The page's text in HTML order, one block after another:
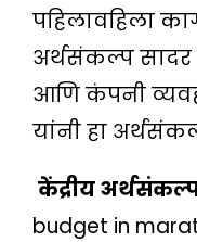
पहिलावहिला
अर्थसंकल्प सादर
आणि कंपनी
यांनी हा
केंद्रीय
budget in